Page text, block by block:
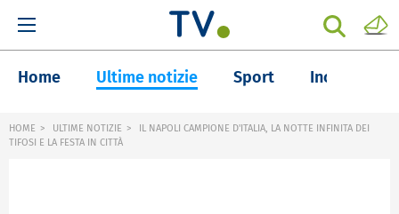
Home Ultime notizie Sport Inchieste
HOME ULTIME NOTIZIE
IL NAPOLI CAMPIONE D'ITALIA, LA NOTTE INFINITA DEI
TIFOSI E LA FESTA IN CITTÀ